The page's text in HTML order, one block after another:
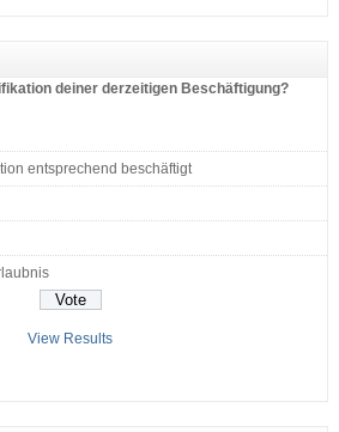
deiner derzeitigen Beschäftigung?
entsprechend beschäftigt
View Results